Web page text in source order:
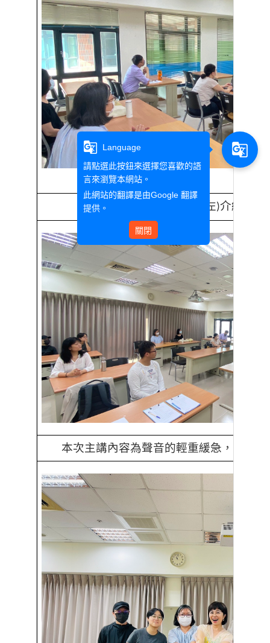
左)介紹講者
本次主講內容為聲音的輕重緩急，以及
g_translate
Language
請點選此按鈕來選擇您喜歡的語
言來瀏覽本網站。
此網站的翻譯是由Google 翻譯
提供。
關閉
g_translate